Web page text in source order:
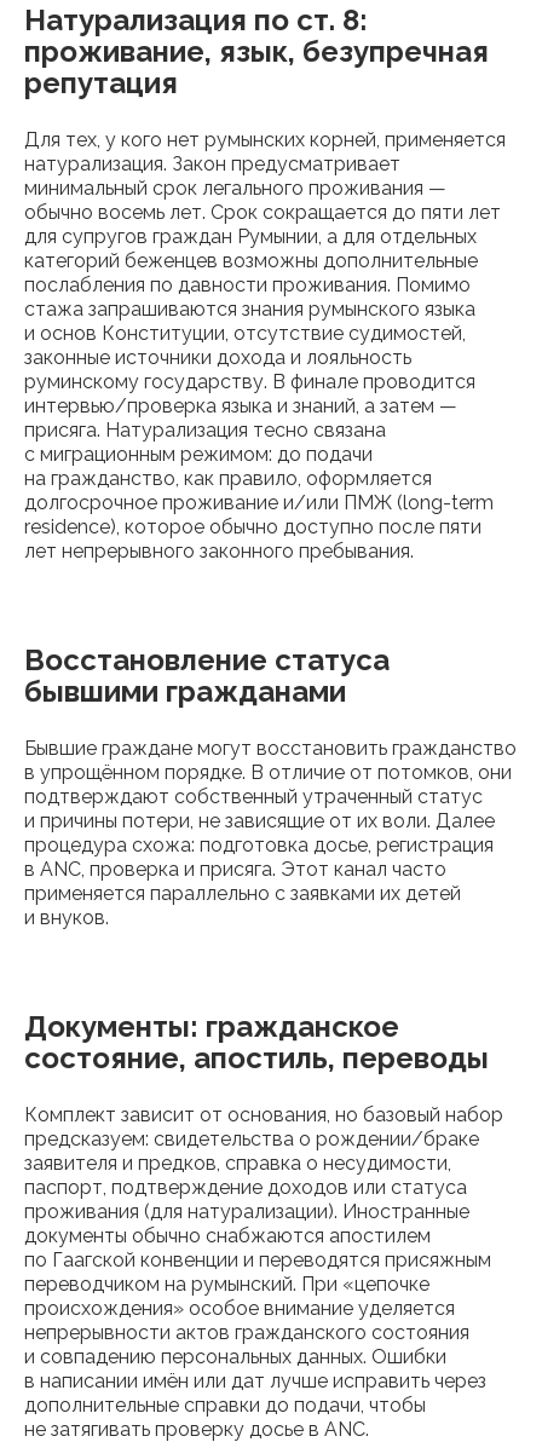
Натурализация по ст. 8:
проживание, язык, безупречная
репутация
Для тех, у кого нет румынских корней, применяется
натурализация. Закон предусматривает
минимальный срок легального проживания —
обычно восемь лет. Срок сокращается до пяти лет
для супругов граждан Румынии, а для отдельных
категорий беженцев возможны дополнительные
послабления по давности проживания. Помимо
стажа запрашиваются знания румынского языка
и основ Конституции, отсутствие судимостей,
законные источники дохода и лояльность
руминскому государству. В финале проводится
интервью/проверка языка и знаний, а затем —
присяга. Натурализация тесно связана
с миграционным режимом: до подачи
на гражданство, как правило, оформляется
долгосрочное проживание и/или ПМЖ (long-term
residence), которое обычно доступно после пяти
лет непрерывного законного пребывания.
Восстановление статуса
бывшими гражданами
Бывшие граждане могут восстановить гражданство
в упрощённом порядке. В отличие от потомков, они
подтверждают собственный утраченный статус
и причины потери, не зависящие от их воли. Далее
процедура схожа: подготовка досье, регистрация
в ANC, проверка и присяга. Этот канал часто
применяется параллельно с заявками их детей
и внуков.
Документы: гражданское
состояние, апостиль, переводы
Комплект зависит от основания, но базовый набор
предсказуем: свидетельства о рождении/браке
заявителя и предков, справка о несудимости,
паспорт, подтверждение доходов или статуса
проживания (для натурализации). Иностранные
документы обычно снабжаются апостилем
по Гаагской конвенции и переводятся присяжным
переводчиком на румынский. При «цепочке
происхождения» особое внимание уделяется
непрерывности актов гражданского состояния
и совпадению персональных данных. Ошибки
в написании имён или дат лучше исправить через
дополнительные справки до подачи, чтобы
не затягивать проверку досье в ANC.